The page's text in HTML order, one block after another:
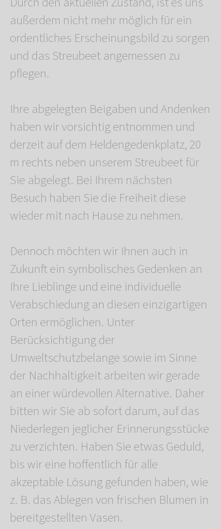
außerdem nicht mehr möglich für ein
ordentliches Erscheinungsbild zu sorgen
und das Streubeet angemessen zu
pflegen.
Ihre abgelegten Beigaben und Andenken
haben wir vorsichtig entnommen und
derzeit auf dem Heldengedenkplatz, 20
m rechts neben unserem Streubeet für
Sie abgelegt. Bei Ihrem nächsten
Besuch haben Sie die Freiheit diese
wieder mit nach Hause zu nehmen.
Dennoch möchten wir Ihnen auch in
Zukunft ein symbolisches Gedenken an
Ihre Lieblinge und eine individuelle
Verabschiedung an diesen einzigartigen
Orten ermöglichen. Unter
Berücksichtigung der
Umweltschutzbelange sowie im Sinne
der Nachhaltigkeit arbeiten wir gerade
an einer würdevollen Alternative. Daher
bitten wir Sie ab sofort darum, auf das
Niederlegen jeglicher Erinnerungsstücke
zu verzichten. Haben Sie etwas Geduld,
bis wir eine hoffentlich für alle
akzeptable Lösung gefunden haben, wie
z. B. das Ablegen von frischen Blumen in
bereitgestellten Vasen.